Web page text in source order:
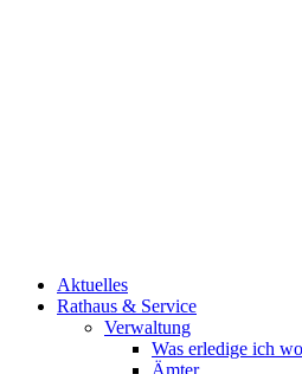
Aktuelles
Rathaus & Service
Verwaltung
Was erledige ich wo
Ämter